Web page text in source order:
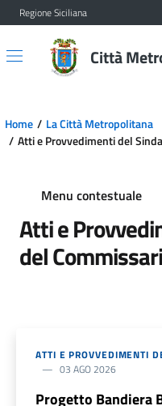
Vai al contenuto principale
Vai al menu principale
Regione Siciliana
Città
Home
La Città Metropolitana
Atti e Provvedimenti del
Menu contestuale
Atti e
del
ATTI E PROVVEDIMENTI
03 AGO 2026
Progetto Bandiera